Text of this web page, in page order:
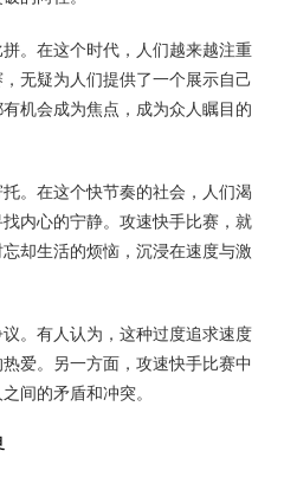
。在这个时代，人们越来越注重
无疑为人们提供了一个展示自己
机会成为焦点，成为众人瞩目的
。在这个快节奏的社会，人们渴
内心的宁静。攻速快手比赛，就
却生活的烦恼，沉浸在速度与激
。有人认为，这种过度追求速度
爱。另一方面，攻速快手比赛中
间的矛盾和冲突。